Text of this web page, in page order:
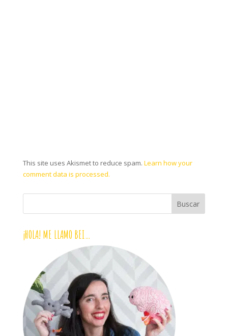
This site uses Akismet to reduce spam. Learn how your
comment data is processed.
¡HOLA! ME LLAMO BEI…